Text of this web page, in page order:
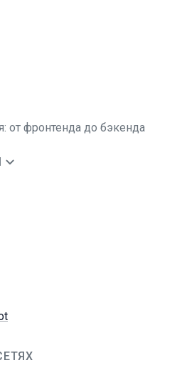
от фронтенда до бэкенда